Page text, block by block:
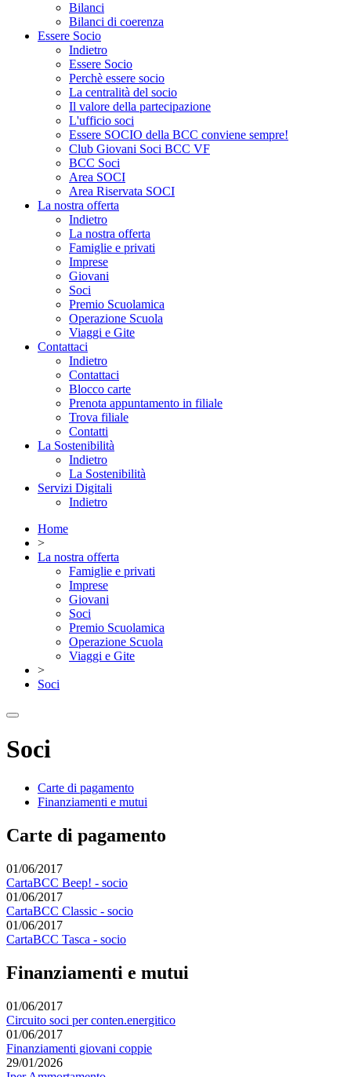
Bilanci
Bilanci di coerenza
Essere Socio
Indietro
Essere Socio
Perchè essere socio
La centralità del socio
Il valore della partecipazione
L'ufficio soci
Essere SOCIO della BCC conviene sempre!
Club Giovani Soci BCC VF
BCC Soci
Area SOCI
Area Riservata SOCI
La nostra offerta
Indietro
La nostra offerta
Famiglie e privati
Imprese
Giovani
Soci
Premio Scuolamica
Operazione Scuola
Viaggi e Gite
Contattaci
Indietro
Contattaci
Blocco carte
Prenota appuntamento in filiale
Trova filiale
Contatti
La Sostenibilità
Indietro
La Sostenibilità
Servizi Digitali
Indietro
Home
>
La nostra offerta
Famiglie e privati
Imprese
Giovani
Soci
Premio Scuolamica
Operazione Scuola
Viaggi e Gite
>
Soci
Soci
Carte di pagamento
Finanziamenti e mutui
Carte di pagamento
01/06/2017
CartaBCC Beep! - socio
01/06/2017
CartaBCC Classic - socio
01/06/2017
CartaBCC Tasca - socio
Finanziamenti e mutui
01/06/2017
Circuito soci per conten.energitico
01/06/2017
Finanziamenti giovani coppie
29/01/2026